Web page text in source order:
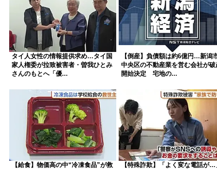
タイ人女性の情報提供求め…タイ国
家人権委が拉致被害者・曽我ひとみ
さんのもとへ「優...
【倒産】負債額は約6億円…新潟
中央区の不動産業を営む会社が破
開始決定 宅地の...
【給食】物価高の中“冷凍食品”が救
【特殊詐欺】「よく変な電話が…